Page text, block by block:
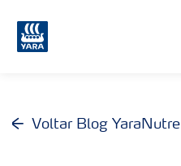
Voltar Blog YaraNutre